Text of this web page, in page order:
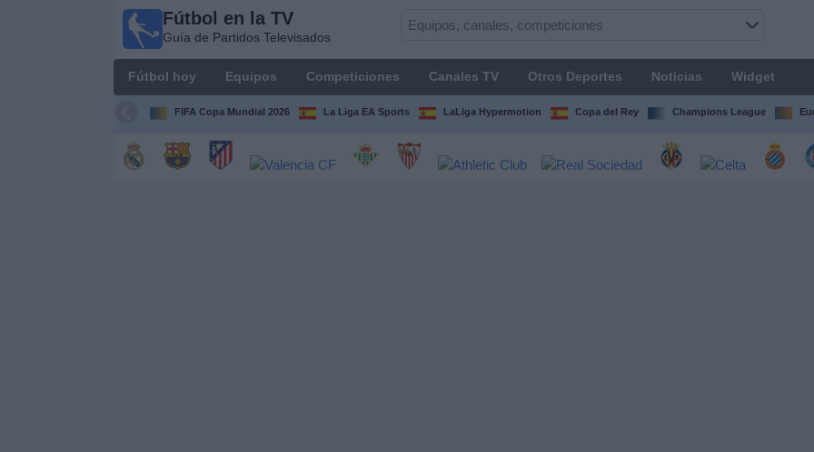
Fútbol en la TV
Guía de Partidos Televisados
Fútbol hoy Equipos Competiciones Canales TV Otros Deportes Noticias Widget
FIFA Copa Mundial 2026 La Liga EA Sports LaLiga Hypermotion Copa del Rey Champions League